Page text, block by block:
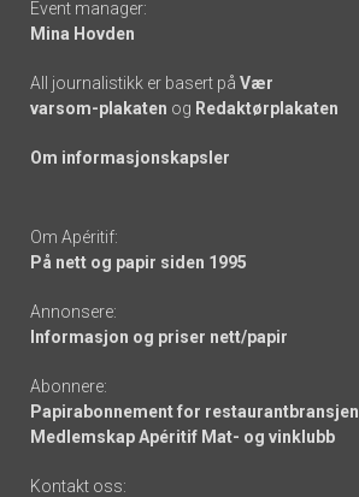
Event manager:
Mina Hovden
All journalistikk er basert på Vær
varsom-plakaten og Redaktørplakaten
Om informasjonskapsler
Om Apéritif:
På nett og papir siden 1995
Annonsere:
Informasjon og priser nett/papir
Abonnere:
Papirabonnement for restaurantbransjen
Medlemskap Apéritif Mat- og vinklubb
Kontakt oss: